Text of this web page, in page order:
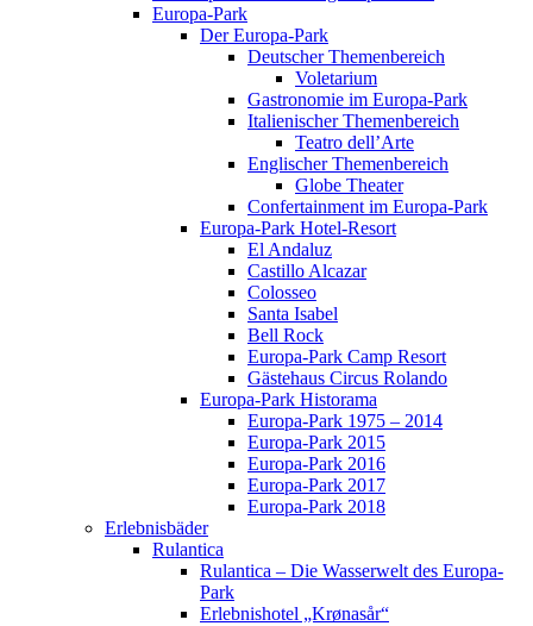
Europa-Park
Der Europa-Park
Deutscher Themenbereich
Voletarium
Gastronomie im Europa-Park
Italienischer Themenbereich
Teatro dell’Arte
Englischer Themenbereich
Globe Theater
Confertainment im Europa-Park
Europa-Park Hotel-Resort
El Andaluz
Castillo Alcazar
Colosseo
Santa Isabel
Bell Rock
Europa-Park Camp Resort
Gästehaus Circus Rolando
Europa-Park Historama
Europa-Park 1975 – 2014
Europa-Park 2015
Europa-Park 2016
Europa-Park 2017
Europa-Park 2018
Erlebnisbäder
Rulantica
Rulantica – Die Wasserwelt des Europa-
Park
Erlebnishotel „Krønasår“